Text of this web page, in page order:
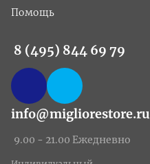
Помощь
8 (495) 844 69 79
info@migliorestore.ru
9.00 - 21.00 Ежедневно